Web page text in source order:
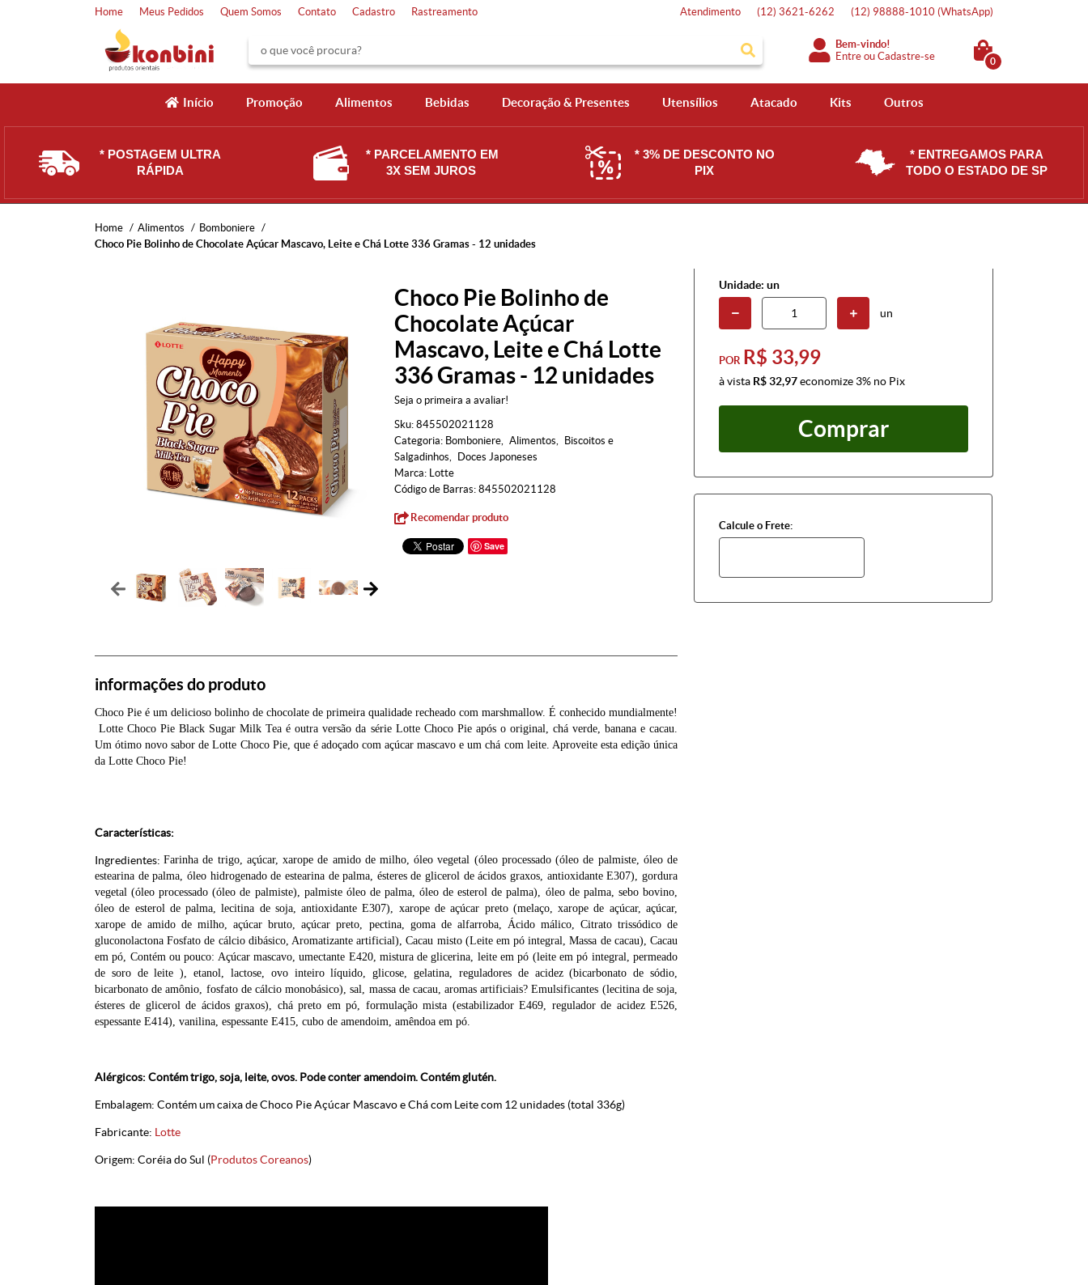
Home Meus Pedidos Quem Somos Contato Cadastro Rastreamento Atendimento (12) 3621-6262 (12) 98888-1010 (WhatsApp)
Bem-vindo!
Entre ouCadastre-se 0
Início Promoção Alimentos Bebidas Decoração & Presentes Utensílios Atacado Kits Outros
* POSTAGEM ULTRA
RÁPIDA
* PARCELAMENTO EM
3X SEM JUROS
* 3% DE DESCONTO NO
PIX
* ENTREGAMOS PARA
TODO O ESTADO DE SP
Home Alimentos
Bomboniere
Choco Pie Bolinho de Chocolate Açúcar Mascavo, Leite e Chá Lotte 336 Gramas - 12 unidades
Choco Pie Bolinho de
Chocolate Açúcar
Mascavo, Leite e Chá Lotte
336 Gramas - 12 unidades
Seja o primeira a avaliar!
Sku: 845502021128
Categoria: Bomboniere Alimentos
Biscoitos e
Salgadinhos
Doces Japoneses
Marca: Lotte
Código de Barras: 845502021128
Recomendar produto
Save
Unidade: un
un
POR R$ 33,99
à vista R$ 32,97economize 3% no Pix
Comprar
Calcule o Frete:
informações do produto
Choco Pie é um delicioso bolinho de chocolate de primeira qualidade recheado com marshmallow. É conhecido mundialmente!
Lotte Choco Pie Black Sugar Milk Tea é outra versão da série Lotte Choco Pie após o original, chá verde, banana e cacau.
Um ótimo novo sabor de Lotte Choco Pie, que é adoçado com açúcar mascavo e um chá com leite. Aproveite esta edição única
da Lotte Choco Pie!
Características:
Ingredientes:Farinha de trigo, açúcar, xarope de amido de milho, óleo vegetal (óleo processado (óleo de palmiste, óleo de
estearina de palma, óleo hidrogenado de estearina de palma, ésteres de glicerol de ácidos graxos, antioxidante E307), gordura
vegetal (óleo processado (óleo de palmiste), palmiste óleo de palma, óleo de esterol de palma), óleo de palma, sebo bovino,
óleo de esterol de palma, lecitina de soja, antioxidante E307), xarope de açúcar preto (melaço, xarope de açúcar, açúcar,
xarope de amido de milho, açúcar bruto, açúcar preto, pectina, goma de alfarroba, Ácido málico, Citrato trissódico de
gluconolactona Fosfato de cálcio dibásico, Aromatizante artificial), Cacau misto (Leite em pó integral, Massa de cacau), Cacau
em pó, Contém ou pouco: Açúcar mascavo, umectante E420, mistura de glicerina, leite em pó (leite em pó integral, permeado
de soro de leite ), etanol, lactose, ovo inteiro líquido, glicose, gelatina, reguladores de acidez (bicarbonato de sódio,
bicarbonato de amônio, fosfato de cálcio monobásico), sal, massa de cacau, aromas artificiais? Emulsificantes (lecitina de soja,
ésteres de glicerol de ácidos graxos), chá preto em pó, formulação mista (estabilizador E469, regulador de acidez E526,
espessante E414), vanilina, espessante E415, cubo de amendoim, amêndoa em pó.
Alérgicos: Contém trigo, soja, leite, ovos. Pode conter amendoim. Contém glutén.
Embalagem: Contém um caixa de Choco Pie Açúcar Mascavo e Chá com Leite com 12 unidades (total 336g)
Fabricante: Lotte
Origem: Coréia do Sul (Produtos Coreanos)